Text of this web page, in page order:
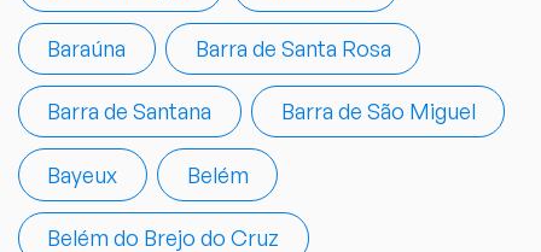
Baraúna Barra de Santa Rosa
Barra de Santana Barra de São Miguel
Bayeux Belém
Belém do Brejo do Cruz